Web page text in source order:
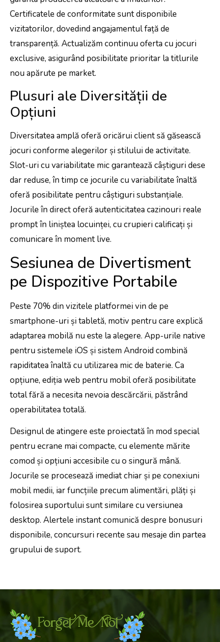
Certificatele de conformitate sunt disponibile
vizitatorilor, dovedind angajamentul față de
transparență. Actualizăm continuu oferta cu jocuri
exclusive, asigurând posibilitate prioritar la titlurile
nou apărute pe market.
Plusuri ale Diversității de
Opțiuni
Diversitatea amplă oferă oricărui client să găsească
jocuri conforme alegerilor și stilului de activitate.
Slot-uri cu variabilitate mic garantează câștiguri dese
dar reduse, în timp ce jocurile cu variabilitate înaltă
oferă posibilitate pentru câștiguri substanțiale.
Jocurile în direct oferă autenticitatea cazinouri reale
prompt în liniștea locuinței, cu crupieri calificați și
comunicare în moment live.
Sesiunea de Divertisment
pe Dispozitive Portabile
Peste 70% din vizitele platformei vin de pe
smartphone-uri și tabletă, motiv pentru care explică
adaptarea mobilă nu este la alegere. App-urile native
pentru sistemele iOS și sistem Android combină
rapiditatea înaltă cu utilizarea mic de baterie. Ca
opțiune, ediția web pentru mobil oferă posibilitate
total fără a necesita nevoia descărcării, păstrând
operabilitatea totală.
Designul de atingere este proiectată în mod special
pentru ecrane mai compacte, cu elemente mărite
comod și opțiuni accesibile cu o singură mână.
Jocurile se procesează imediat chiar și pe conexiuni
mobil medii, iar funcțiile precum alimentări, plăți și
folosirea suportului sunt similare cu versiunea
desktop. Alertele instant comunică despre bonusuri
disponibile, concursuri recente sau mesaje din partea
grupului de suport.